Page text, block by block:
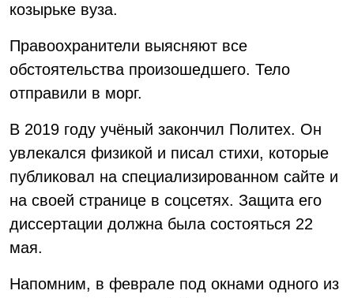
козырьке вуза.
Правоохранители выясняют все
обстоятельства произошедшего. Тело
отправили в морг.
В 2019 году учёный закончил Политех. Он
увлекался физикой и писал стихи, которые
публиковал на специализированном сайте и
на своей странице в соцсетях. Защита его
диссертации должна была состояться 22
мая.
Напомним, в феврале под окнами одного из